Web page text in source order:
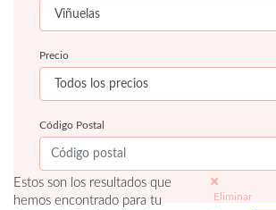
Precio
Código Postal
Estos son los resultados que
hemos encontrado para tu
Eliminar